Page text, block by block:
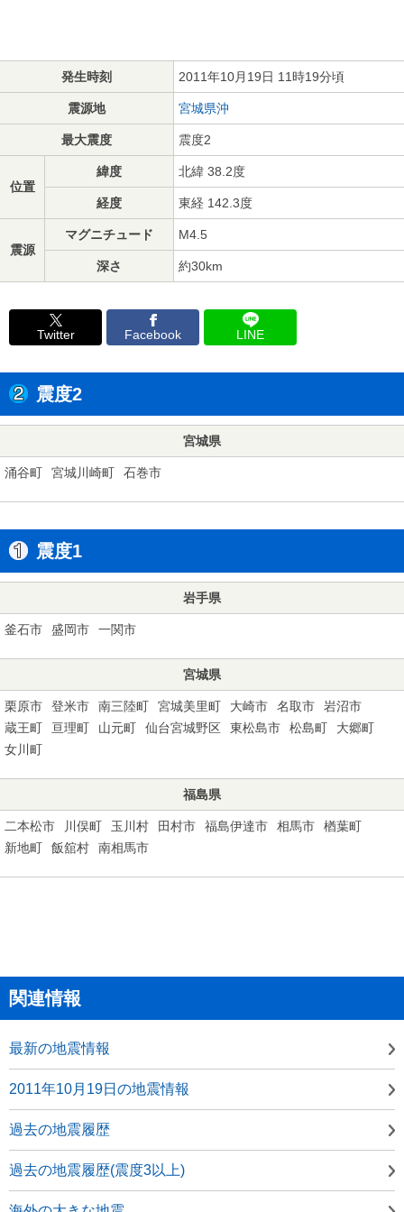
発生時刻 2011年10月19日 11時19分頃
震源地 宮城県沖
最大震度 震度2
位置
緯度 北緯 38.2度
経度 東経 142.3度
震源
マグニチュード M4.5
深さ 約30km
Twitter Facebook LINE
震度2
宮城県
涌谷町 宮城川崎町 石巻市
震度1
岩手県
釜石市 盛岡市 一関市
宮城県
栗原市 登米市 南三陸町 宮城美里町 大崎市 名取市
岩沼市
蔵王町
亘理町 山元町 仙台宮城野区 東松島市 松島町
大郷町
女川町
福島県
二本松市 川俣町 玉川村 田村市 福島伊達市 相馬市
楢葉町
新地町
飯舘村 南相馬市
関連情報
最新の地震情報
2011年10月19日の地震情報
過去の地震履歴
過去の地震履歴(震度3以上)